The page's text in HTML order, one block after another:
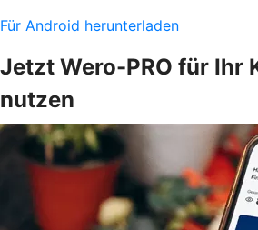
Für Android herunterladen
Jetzt Wero-PRO für Ihr
nutzen